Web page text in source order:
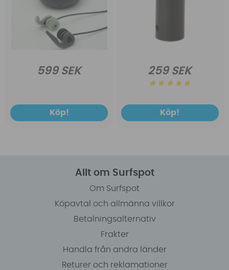
599 SEK
Köp!
259 SEK
Köp!
Allt om Surfspot
Om Surfspot
Köpavtal och allmänna villkor
Betalningsalternativ
Frakter
Handla från andra länder
Returer och reklamationer